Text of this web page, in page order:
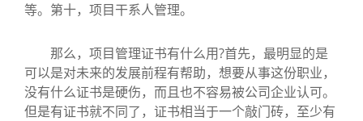
等。第十，项目干系人管理。
那么，项目管理证书有什么用?首先，最明显的是
可以是对未来的发展前程有帮助，想要从事这份职业，
没有什么证书是硬伤，而且也不容易被公司企业认可。
但是有证书就不同了，证书相当于一个敲门砖，至少有